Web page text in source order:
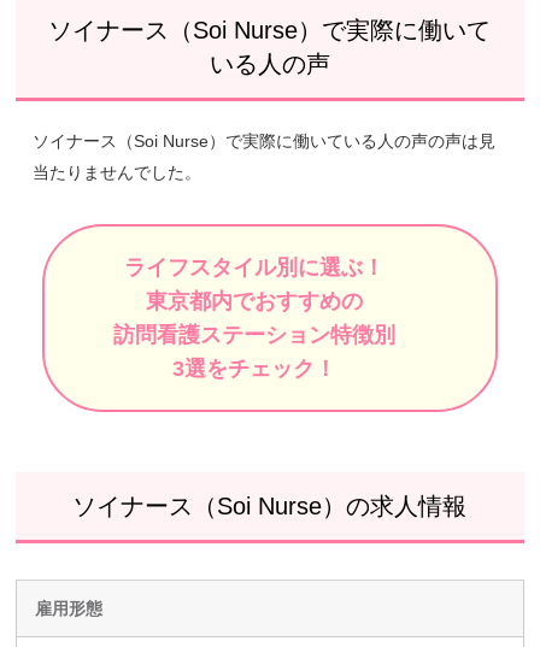
ソイナース（Soi Nurse）で実際に働いて
いる人の声
ソイナース（Soi Nurse）で実際に働いている人の声の声は見
当たりませんでした。
ライフスタイル別に選ぶ！
東京都内でおすすめの
訪問看護ステーション特徴別
3選をチェック！
ソイナース（Soi Nurse）の求人情報
雇用形態